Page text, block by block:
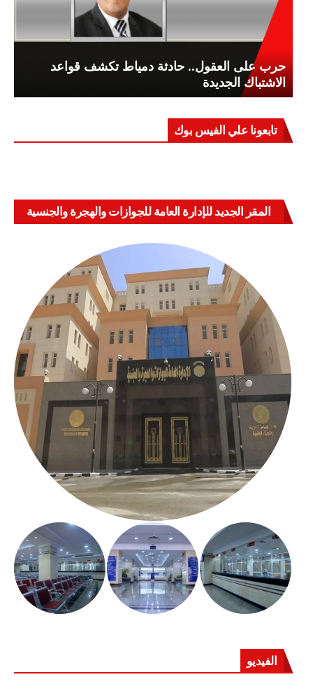
حرب على العقول.. حادثة دمياط تكشف قواعد
الاشتباك الجديدة
تابعونا علي الفيس بوك
المقر الجديد للإدارة العامة للجوازات والهجرة والجنسية
الفيديو